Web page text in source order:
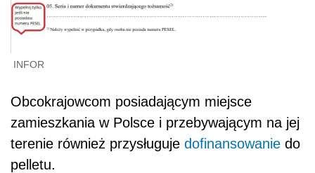
INFOR
Obcokrajowcom posiadającym miejsce
zamieszkania w Polsce i przebywającym na jej
terenie również przysługuje dofinansowanie do
pelletu.